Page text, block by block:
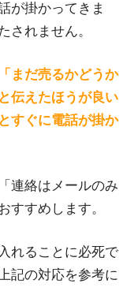
が掛かってきま
されません。
「まだ売るかどうか
伝えたほうが良い
すぐに電話が掛か
連絡はメールのみ
すすめします。
れることに必死で
記の対応を参考に